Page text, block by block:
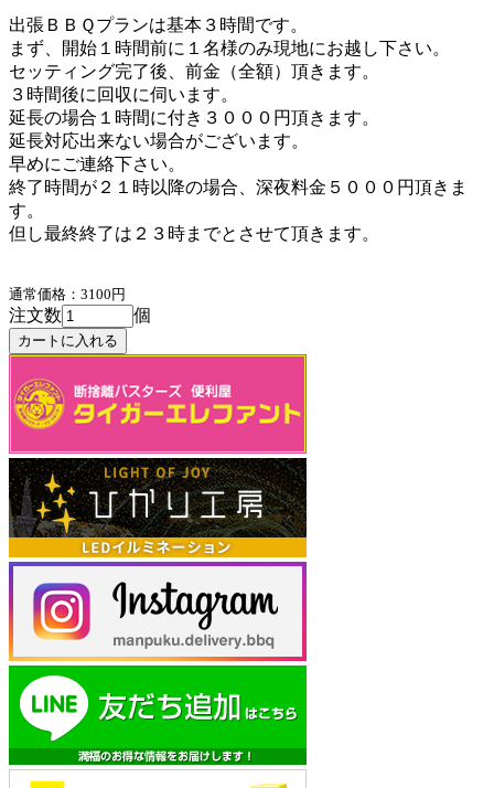
出張ＢＢＱプランは基本３時間です。
まず、開始１時間前に１名様のみ現地にお越し下さい。
セッティング完了後、前金（全額）頂きます。
３時間後に回収に伺います。
延長の場合１時間に付き３０００円頂きます。
延長対応出来ない場合がございます。
早めにご連絡下さい。
終了時間が２１時以降の場合、深夜料金５０００円頂きま
す。
但し最終終了は２３時までとさせて頂きます。
通常価格：3100円
注文数 個